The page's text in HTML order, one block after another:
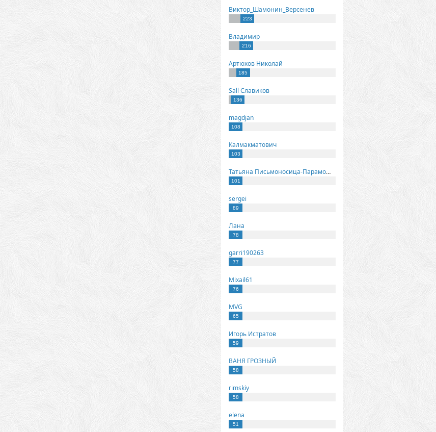
Виктор_Шамонин_Версенев
223
Владимир
216
Артюхов Николай
185
Sall Славиков
136
magdjan
108
Калмакматович
103
Татьяна Письмоносица-Парамонова
101
sergei
89
Лана
78
garri190263
77
Mixail61
76
MVG
65
Игорь Истратов
59
ВАНЯ ГРОЗНЫЙ
58
rimskiy
58
elena
51